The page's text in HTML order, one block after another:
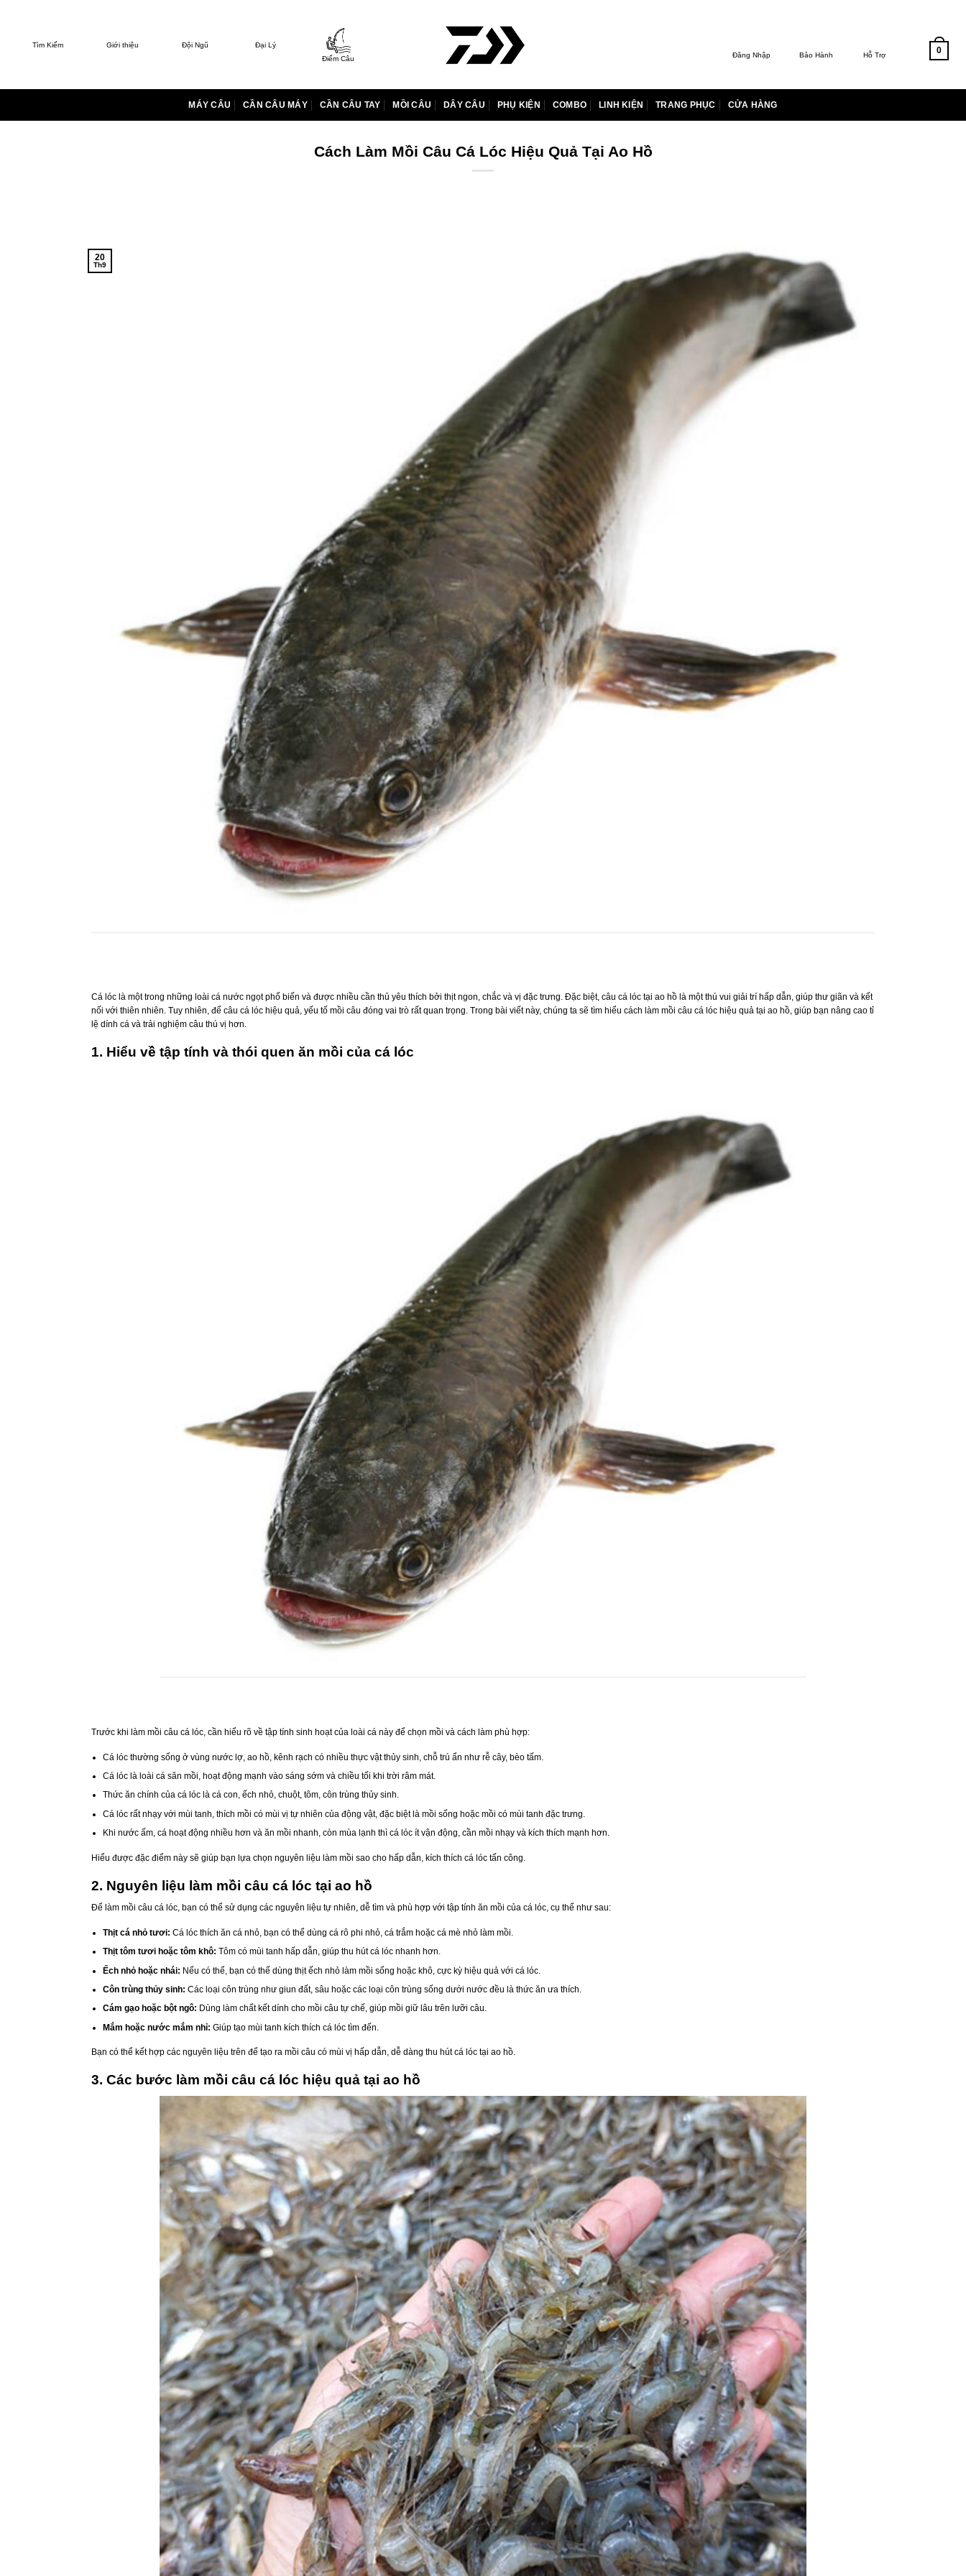
Tìm Kiếm Giới thiệu Đội Ngũ
Đại Lý
Điểm Câu
Đăng Nhập Bảo Hành Hỗ Trợ 0
MÁY CÂU CẦN CÂU MÁY CẦN CÂU TAY MỒI CÂU DÂY CÂU PHỤ KIỆN COMBO LINH KIỆN TRANG PHỤC CỬA HÀNG
Cách Làm Mồi Câu Cá Lóc Hiệu Quả Tại Ao Hồ
20
Th9
Cá lóc là một trong những loài cá nước ngọt phổ biến và được nhiều cần thủ yêu thích bởi thịt ngon, chắc và vị đặc trưng. Đặc biệt, câu cá lóc tại ao hồ là một thú vui giải trí hấp dẫn, giúp thư giãn và kết
nối với thiên nhiên. Tuy nhiên, để câu cá lóc hiệu quả, yếu tố mồi câu đóng vai trò rất quan trọng. Trong bài viết này, chúng ta sẽ tìm hiểu cách làm mồi câu cá lóc hiệu quả tại ao hồ, giúp bạn nâng cao tỉ
lệ dính cá và trải nghiệm câu thú vị hơn.
1. Hiểu về tập tính và thói quen ăn mồi của cá lóc
Trước khi làm mồi câu cá lóc, cần hiểu rõ về tập tính sinh hoạt của loài cá này để chọn mồi và cách làm phù hợp:
Cá lóc thường sống ở vùng nước lợ, ao hồ, kênh rạch có nhiều thực vật thủy sinh, chỗ trú ẩn như rễ cây, bèo tấm.
Cá lóc là loài cá săn mồi, hoạt động mạnh vào sáng sớm và chiều tối khi trời râm mát.
Thức ăn chính của cá lóc là cá con, ếch nhỏ, chuột, tôm, côn trùng thủy sinh.
Cá lóc rất nhạy với mùi tanh, thích mồi có mùi vị tự nhiên của động vật, đặc biệt là mồi sống hoặc mồi có mùi tanh đặc trưng.
Khi nước ấm, cá hoạt động nhiều hơn và ăn mồi nhanh, còn mùa lạnh thì cá lóc ít vận động, cần mồi nhạy và kích thích mạnh hơn.
Hiểu được đặc điểm này sẽ giúp bạn lựa chọn nguyên liệu làm mồi sao cho hấp dẫn, kích thích cá lóc tấn công.
2. Nguyên liệu làm mồi câu cá lóc tại ao hồ
Để làm mồi câu cá lóc, bạn có thể sử dụng các nguyên liệu tự nhiên, dễ tìm và phù hợp với tập tính ăn mồi của cá lóc, cụ thể như sau:
Thịt cá nhỏ tươi: Cá lóc thích ăn cá nhỏ, bạn có thể dùng cá rô phi nhỏ, cá trắm hoặc cá mè nhỏ làm mồi.
Thịt tôm tươi hoặc tôm khô: Tôm có mùi tanh hấp dẫn, giúp thu hút cá lóc nhanh hơn.
Ếch nhỏ hoặc nhái: Nếu có thể, bạn có thể dùng thịt ếch nhỏ làm mồi sống hoặc khô, cực kỳ hiệu quả với cá lóc.
Côn trùng thủy sinh: Các loại côn trùng như giun đất, sâu hoặc các loại côn trùng sống dưới nước đều là thức ăn ưa thích.
Cám gạo hoặc bột ngô: Dùng làm chất kết dính cho mồi câu tự chế, giúp mồi giữ lâu trên lưỡi câu.
Mắm hoặc nước mắm nhỉ: Giúp tạo mùi tanh kích thích cá lóc tìm đến.
Bạn có thể kết hợp các nguyên liệu trên để tạo ra mồi câu có mùi vị hấp dẫn, dễ dàng thu hút cá lóc tại ao hồ.
3. Các bước làm mồi câu cá lóc hiệu quả tại ao hồ